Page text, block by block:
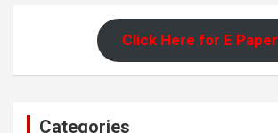
Click Here for E Paper
Categories